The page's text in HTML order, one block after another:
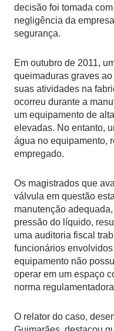
decisão foi tomada
negligência da
segurança.
Em outubro de 2011,
queimaduras graves
suas atividades na
ocorreu durante a
um equipamento de
elevadas. No entanto,
água no equipamento,
empregado.
Os magistrados que
válvula em questão
manutenção
pressão do líquido,
uma auditoria fiscal
funcionários
equipamento não
operar em um espaço
norma
O relator do caso,